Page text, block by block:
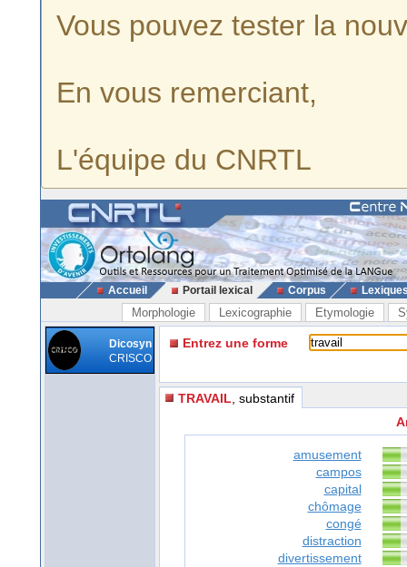
Vous pouvez tester la
En vous remerciant,
L'équipe du CNRTL
Accueil Portail lexical Corpus
Morphologie Lexicographie Etymologie
Dicosyn
CRISCO
Entrez une forme
TRAVAIL , substantif
amusement
campos
capital
chômage
congé
distraction
divertissement